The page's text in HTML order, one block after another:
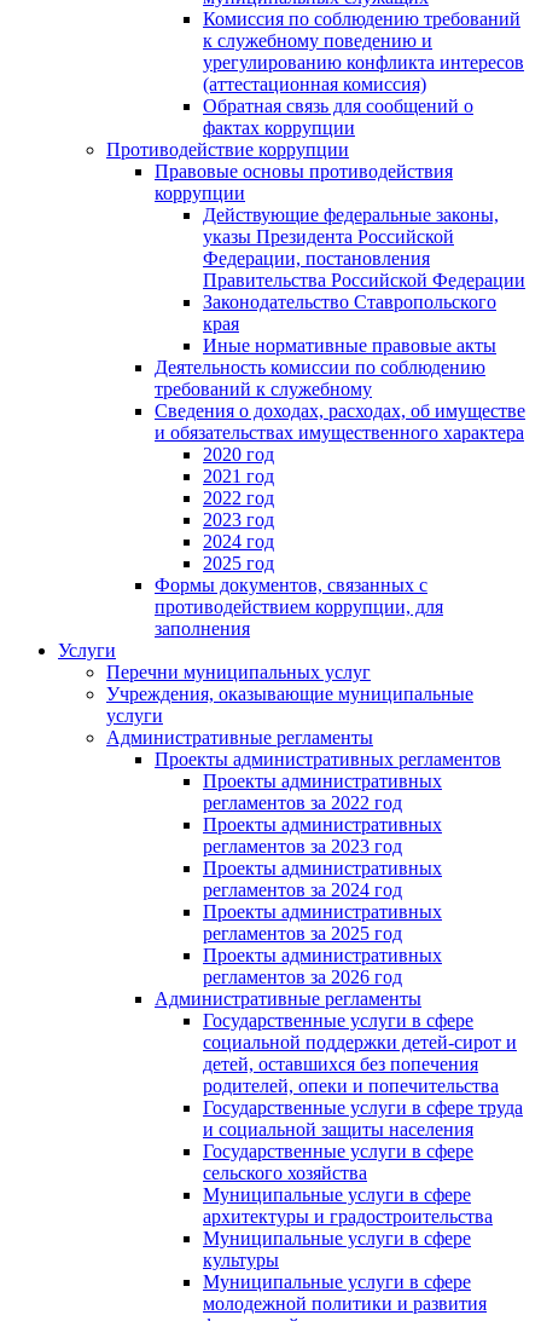
Комиссия по соблюдению требований
к служебному поведению и
урегулированию конфликта интересов
(аттестационная комиссия)
Обратная связь для сообщений о
фактах коррупции
Противодействие коррупции
Правовые основы противодействия
коррупции
Действующие федеральные законы,
указы Президента Российской
Федерации, постановления
Правительства Российской Федерации
Законодательство Ставропольского
края
Иные нормативные правовые акты
Деятельность комиссии по соблюдению
требований к служебному
Сведения о доходах, расходах, об имуществе
и обязательствах имущественного характера
2020 год
2021 год
2022 год
2023 год
2024 год
2025 год
Формы документов, связанных с
противодействием коррупции, для
заполнения
Услуги
Перечни муниципальных услуг
Учреждения, оказывающие муниципальные
услуги
Административные регламенты
Проекты административных регламентов
Проекты административных
регламентов за 2022 год
Проекты административных
регламентов за 2023 год
Проекты административных
регламентов за 2024 год
Проекты административных
регламентов за 2025 год
Проекты административных
регламентов за 2026 год
Административные регламенты
Государственные услуги в сфере
социальной поддержки детей-сирот и
детей, оставшихся без попечения
родителей, опеки и попечительства
Государственные услуги в сфере труда
и социальной защиты населения
Государственные услуги в сфере
сельского хозяйства
Муниципальные услуги в сфере
архитектуры и градостроительства
Муниципальные услуги в сфере
культуры
Муниципальные услуги в сфере
молодежной политики и развития